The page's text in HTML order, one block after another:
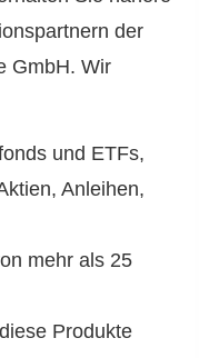
der
GmbH. Wir
und ETFs,
Anleihen,
mehr als 25
Produkte